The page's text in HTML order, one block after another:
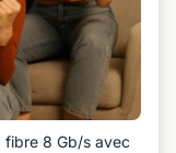
fibre 8 Gb/s avec